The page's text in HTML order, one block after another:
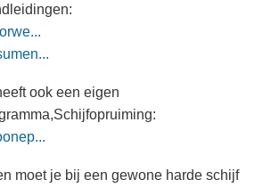
ook een eigen
moet je bij een gewone harde schijf